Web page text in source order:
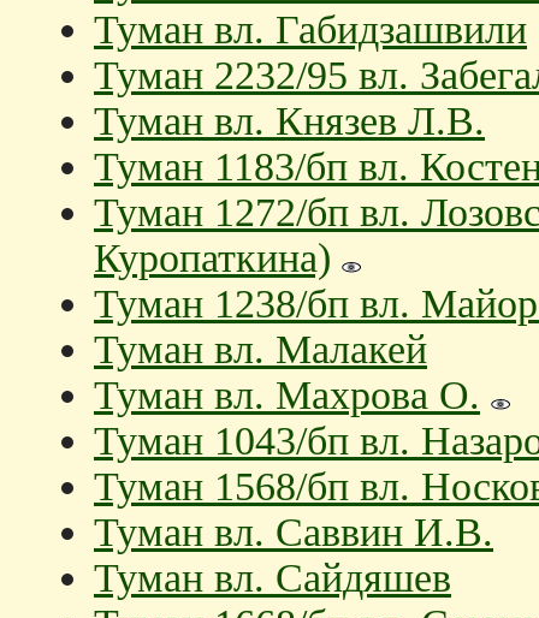
Туман вл. Габидзашвили
Туман 2232/95 вл.
Туман вл. Князев Л.В.
Туман 1183/бп вл.
Туман 1272/бп вл.
Куропаткина)
Туман 1238/бп вл.
Туман вл. Малакей
Туман вл. Махрова О.
Туман 1043/бп вл.
Туман 1568/бп вл.
Туман вл. Саввин И.В.
Туман вл. Сайдяшев